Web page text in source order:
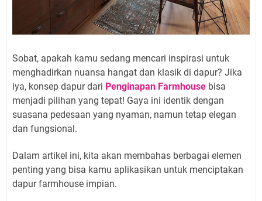
Sobat, apakah kamu sedang mencari inspirasi untuk
menghadirkan nuansa hangat dan klasik di dapur? Jika
iya, konsep dapur dari Penginapan Farmhouse bisa
menjadi pilihan yang tepat! Gaya ini identik dengan
suasana pedesaan yang nyaman, namun tetap elegan
dan fungsional.
Dalam artikel ini, kita akan membahas berbagai elemen
penting yang bisa kamu aplikasikan untuk menciptakan
dapur farmhouse impian.